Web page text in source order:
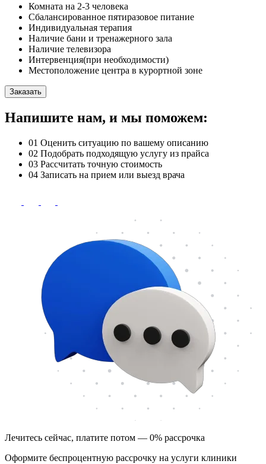
Комната на 2-3 человека
Сбалансированное пятиразовое питание
Индивидуальная терапия
Наличие бани и тренажерного зала
Наличие телевизора
Интервенция(при необходимости)
Местоположение центра в курортной зоне
Заказать
Напишите нам, и мы поможем:
01 Оценить ситуацию по вашему описанию
02 Подобрать подходящую услугу из прайса
03 Рассчитать точную стоимость
04 Записать на прием или выезд врача
Лечитесь сейчас, платите потом — 0% рассрочка
Оформите беспроцентную рассрочку на услуги клиники